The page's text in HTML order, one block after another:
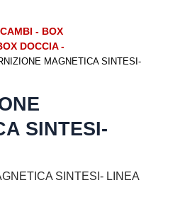
- BOX
DOCCIA -
MAGNETICA SINTESI-
SINTESI-
SINTESI- LINEA